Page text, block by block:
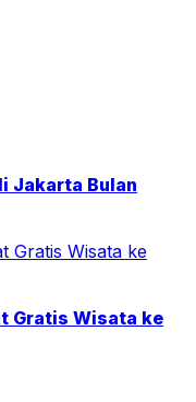
Jakarta Bulan
Gratis Wisata ke